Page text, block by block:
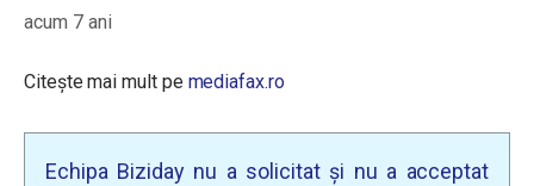
acum 7 ani
Citește mai mult pe mediafax.ro
Echipa Biziday nu a solicitat și nu a acceptat